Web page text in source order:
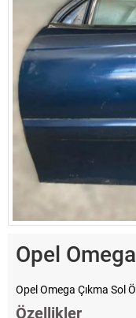
Opel
Opel Omega Çıkma Sol
Özellikler